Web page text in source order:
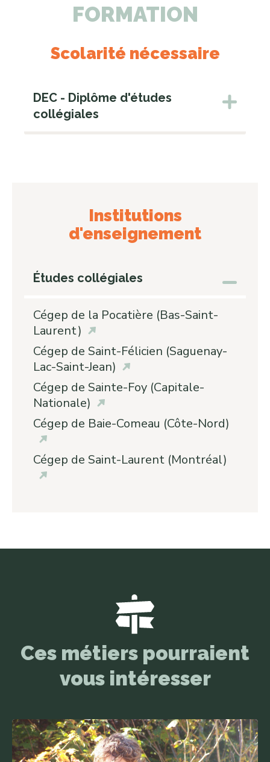
FORMATION
Scolarité nécessaire
DEC - Diplôme d'études
collégiales
Institutions
d'enseignement
Études collégiales
Cégep de la Pocatière (Bas-Saint-
Laurent)
Cégep de Saint-Félicien (Saguenay-
Lac-Saint-Jean)
Cégep de Sainte-Foy (Capitale-
Nationale)
Cégep de Baie-Comeau (Côte-Nord)
Cégep de Saint-Laurent (Montréal)
Ces métiers pourraient
vous intéresser